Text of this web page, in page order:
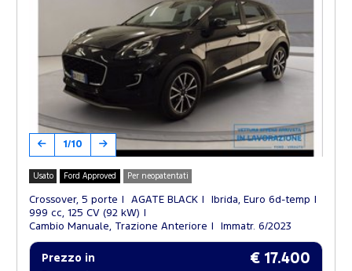
1/10
Usato Ford Approved Per neopatentati
Crossover, 5 porte AGATE BLACK
Ibrida, Euro 6d-temp
999 cc, 125 CV (92 kW)
Cambio Manuale, Trazione Anteriore
Immatr. 6/2023
Prezzo in
€ 17.400